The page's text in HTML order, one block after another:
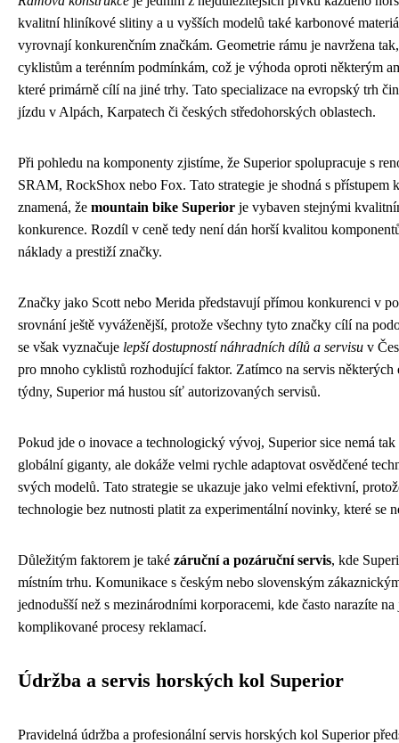
kvalitní hliníkové slitiny a u vyšších modelů také karbonové
vyrovnají konkurenčním značkám. Geometrie rámu je navržena
cyklistům a terénním podmínkám, což je výhoda oproti některým
které primárně cílí na jiné trhy. Tato specializace na evropský trh
jízdu v Alpách, Karpatech či českých středohorských oblastech.
Při pohledu na komponenty zjistíme, že Superior spolupracuje s
SRAM, RockShox nebo Fox. Tato strategie je shodná s přístupem
znamená, že mountain bike Superior je vybaven stejnými
konkurence. Rozdíl v ceně tedy není dán horší kvalitou
náklady a prestiží značky.
Značky jako Scott nebo Merida představují přímou konkurenci v
srovnání ještě vyváženější, protože všechny tyto značky cílí na
se však vyznačuje lepší dostupností náhradních dílů a servisu v
pro mnoho cyklistů rozhodující faktor. Zatímco na servis některých
týdny, Superior má hustou síť autorizovaných servisů.
Pokud jde o inovace a technologický vývoj, Superior sice nemá
globální giganty, ale dokáže velmi rychle adaptovat osvědčené
svých modelů. Tato strategie se ukazuje jako velmi efektivní,
technologie bez nutnosti platit za experimentální novinky, které se
Důležitým faktorem je také záruční a pozáruční servis, kde
místním trhu. Komunikace s českým nebo slovenským
jednodušší než s mezinárodními korporacemi, kde často narazíte
komplikované procesy reklamací.
Údržba a servis horských kol Superior
Pravidelná údržba a profesionální servis horských kol Superior